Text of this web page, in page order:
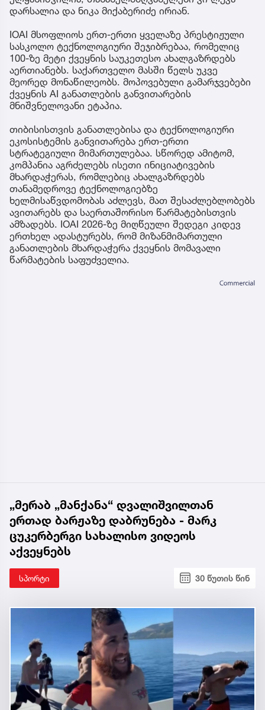
დარსალია და ნიკა მიქაბერიძე ირიან.
IOAI მსოფლიოს ერთ-ერთი ყველაზე პრესტიჟული
სასკოლო ტექნოლოგიური შეჯიბრებაა, რომელიც
100-ზე მეტი ქვეყნის საუკეთესო ახალგაზრდებს
აერთიანებს. საქართველო მასში წელს უკვე
მეორედ მონაწილეობს. მოპოვებული გამარჯვებები
ქვეყნის AI განათლების განვითარების
მნიშვნელოვანი ეტაპია.
თიბისისთვის განათლებისა და ტექნოლოგიური
ეკოსისტემის განვითარება ერთ-ერთი
სტრატეგიული მიმართულებაა. სწორედ ამიტომ,
კომპანია აგრძელებს ისეთი ინიციატივების
მხარდაჭერას, რომლებიც ახალგაზრდებს
თანამედროვე ტექნოლოგიებზე
ხელმისაწვდომობას აძლევს, მათ შესაძლებლობებს
ავითარებს და საერთაშორისო წარმატებისთვის
ამზადებს. IOAI 2026-ზე მიღწეული შედეგი კიდევ
ერთხელ ადასტურებს, რომ მიზანმიმართული
განათლების მხარდაჭერა ქვეყნის მომავალი
წარმატების საფუძველია.
„მერაბ „მანქანა“ დვალიშვილთან
ერთად ბარჟაზე დაბრუნება - მარკ
ცუკერბერგი სახალისო ვიდეოს
აქვეყნებს
სპორტი 30 წუთის წინ